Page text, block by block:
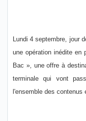
Lundi 4 septembre, jour
une opération inédite en
Bac », une offre à
terminale qui vont
l'ensemble des contenus